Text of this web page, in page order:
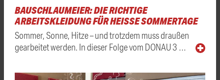
BAUSCHLAUMEIER: DIE RICHTIGE
ARBEITSKLEIDUNG FÜR HEISSE SOMMERTAGE
Sommer, Sonne, Hitze – und trotzdem muss draußen
gearbeitet werden. In dieser Folge vom DONAU 3 …